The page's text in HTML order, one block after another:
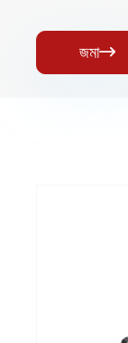
জমা